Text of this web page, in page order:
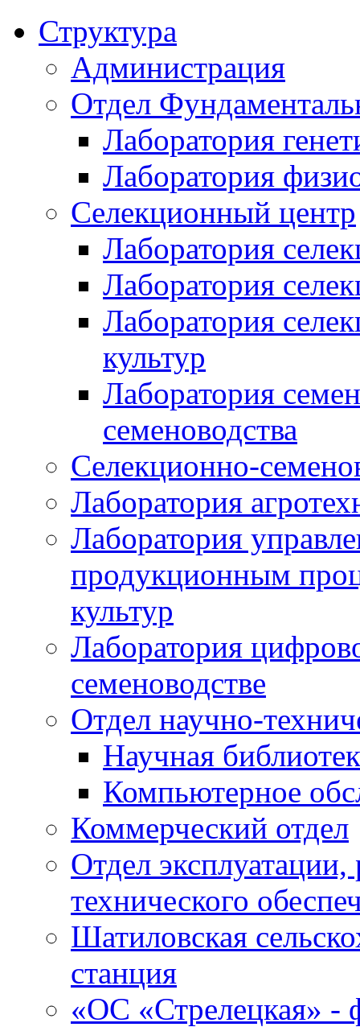
Структура
Администрация
Отдел
Лаборатория
Лаборатория
Селекционный центр
Лаборатория
Лаборатория
Лаборатория
культур
Лаборатория
семеноводства
Селекционно-
Лаборатория
Лаборатория
продукционным
культур
Лаборатория
семеноводстве
Отдел научно-
Научная
Компьютерное
Коммерческий отдел
Отдел
технического
Шатиловская
станция
«ОС «Стрелецкая»